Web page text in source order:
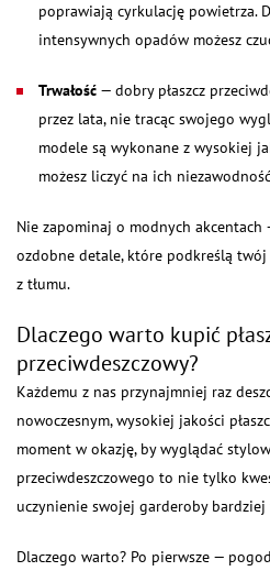
poprawiają cyrkulację powietrza.
intensywnych opadów możesz
Trwałość — dobry płaszcz
przez lata, nie tracąc swojego
modele są wykonane z wysokiej
możesz liczyć na ich
Nie zapominaj o modnych
ozdobne detale, które podkreślą
z tłumu.
Dlaczego warto kupić
przeciwdeszczowy?
Każdemu z nas przynajmniej raz
nowoczesnym, wysokiej jakości
moment w okazję, by wyglądać
przeciwdeszczowego to nie tylko
uczynienie swojej garderoby
Dlaczego warto? Po pierwsze —